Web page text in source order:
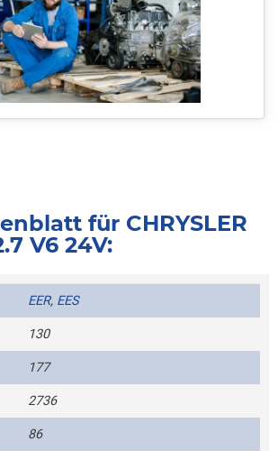
für CHRYSLER
V6 24V:
EER, EES
130
177
2736
86